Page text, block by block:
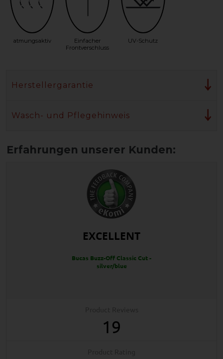
atmungsaktiv
Einfacher
Frontverschluss
UV-Schutz
Herstellergarantie
Wasch- und Pflegehinweis
EXCELLENT
Bucas Buzz-Off Classic Cut -
silver/blue
19